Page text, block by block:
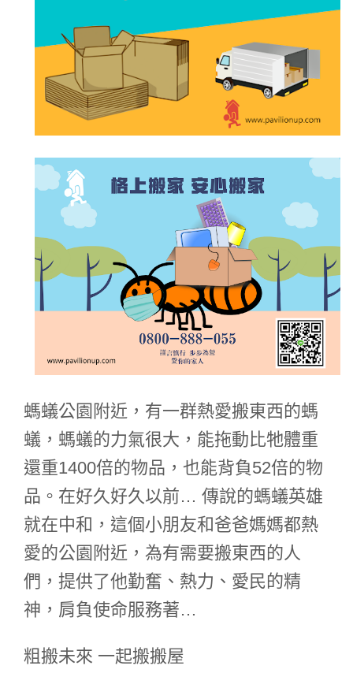
螞蟻公園附近，有一群熱愛搬東西的螞
蟻，螞蟻的力氣很大，能拖動比牠體重
還重1400倍的物品，也能背負52倍的物
品。在好久好久以前… 傳說的螞蟻英雄
就在中和，這個小朋友和爸爸媽媽都熱
愛的公園附近，為有需要搬東西的人
們，提供了他勤奮、熱力、愛民的精
神，肩負使命服務著…
粗搬未來 一起搬搬屋